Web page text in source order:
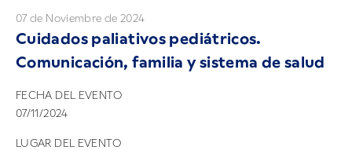
07 de Noviembre de 2024
Cuidados paliativos pediátricos.
Comunicación, familia y sistema de salud
FECHA DEL EVENTO
07/11/2024
LUGAR DEL EVENTO